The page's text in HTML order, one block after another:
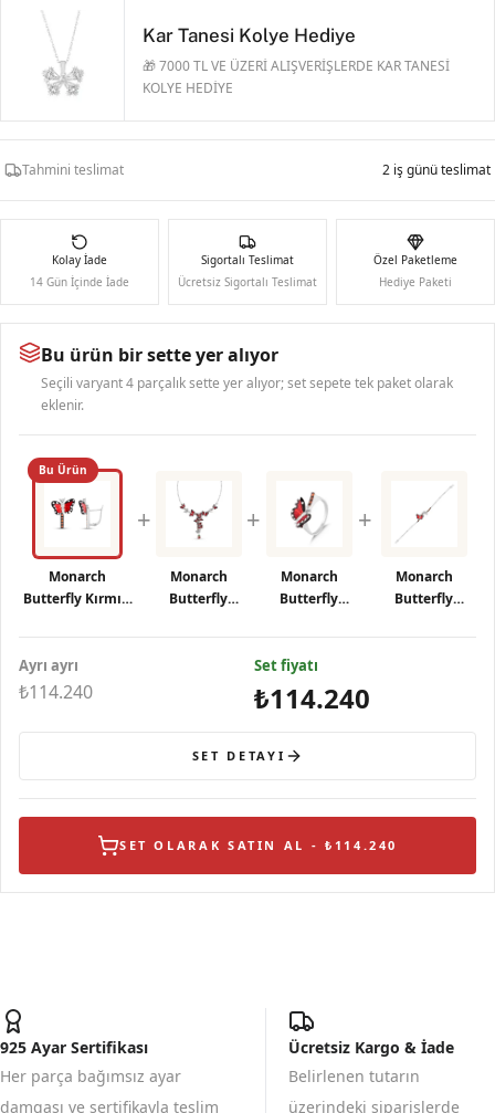
Kar Tanesi Kolye Hediye
🎁 7000 TL VE ÜZERİ ALIŞVERİŞLERDE KAR TANESİ
KOLYE HEDİYE
Tahmini teslimat 2 iş günü teslimat
Kolay İade
14 Gün İçinde İade
Sigortalı Teslimat
Ücretsiz Sigortalı Teslimat
Özel Paketleme
Hediye Paketi
Bu ürün bir sette yer alıyor
Seçili varyant 4 parçalık sette yer alıyor; set sepete tek paket olarak
eklenir.
Bu Ürün
Monarch
Butterfly Kırmızı
Figürlü Turuncu
Taşlı Çivili
Gümüş
+
Monarch
Butterfly
Figürlü
+
Monarch
Butterfly
Benekli
Kelebek
Figürlü
Gümüş Yüzük
+
Monarch
Butterfly
ve Taşlı İkili
Ayrı ayrı
₺114.240
Set fiyatı
₺114.240
SET DETAYI
SET OLARAK SATIN AL - ₺114.240
925 Ayar Sertifikası
Her parça bağımsız ayar
damgası ve sertifikayla teslim
Ücretsiz Kargo & İade
Belirlenen tutarın
üzerindeki siparişlerde